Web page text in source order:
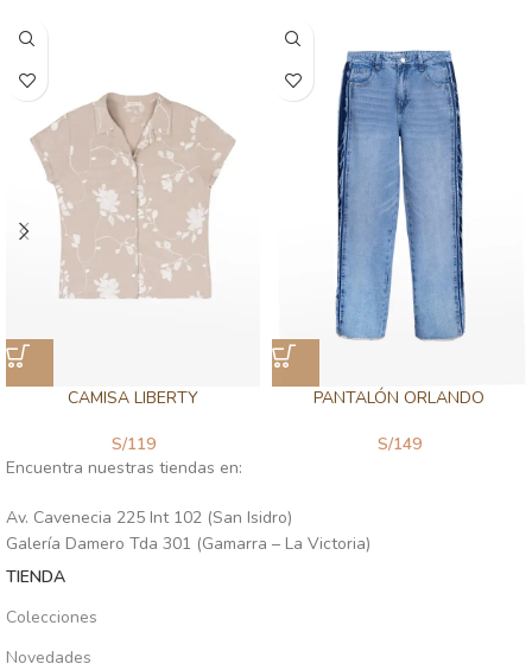
CAMISA LIBERTY
S/119
PANTALÓN ORLANDO
S/149
Encuentra nuestras tiendas en:
Av. Cavenecia 225 Int 102 (San Isidro)
Galería Damero Tda 301 (Gamarra – La Victoria)
TIENDA
Colecciones
Novedades